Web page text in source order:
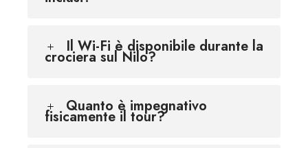
Il Wi-Fi è disponibile durante la
crociera sul Nilo?
Quanto è impegnativo
fisicamente il tour?